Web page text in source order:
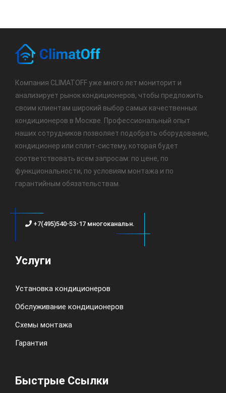
Компания CLIMATOFF уже много лет мониторит и
анализирует рынок кондиционеров, чтобы предложить
своим клиентам широкий выбор самых качественных
кондиционеров в Москве. Профессиональный опыт
наших сотрудников позволяет подобрать оборудование,
кондиционер или сплит-систему, которая будет
соответствовать всем запросам: по цене, по
функциональности, по условиям монтажа и по
гарантийным обязательствам.
+7(495)540-53-17 многоканальн.
Услуги
Установка кондиционеров
Обслуживание кондиционеров
Схемы монтажа
Гарантия
Быстрые Ссылки